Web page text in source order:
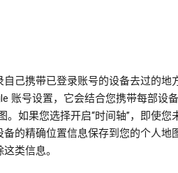
自己携带已登录账号的设备去过的地
账号设置，它会结合您携带每部设
如果您选择开启“时间轴”，即使您
的精确位置信息保存到您的个人地
类信息。